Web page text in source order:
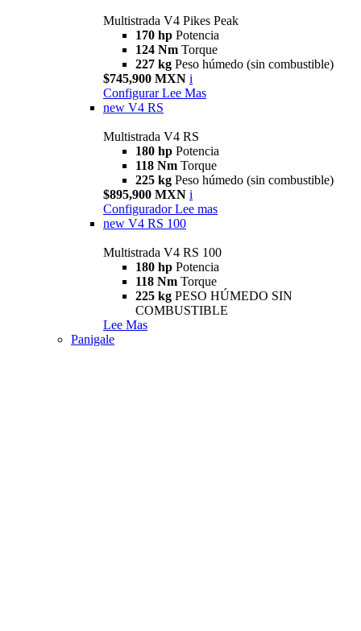
Multistrada V4 Pikes Peak
170 hp Potencia
124 Nm Torque
227 kg Peso húmedo (sin combustible)
$745,900 MXN i
Configurar Lee Mas
new V4 RS
Multistrada V4 RS
180 hp Potencia
118 Nm Torque
225 kg Peso húmedo (sin combustible)
$895,900 MXN i
Configurador Lee mas
new V4 RS 100
Multistrada V4 RS 100
180 hp Potencia
118 Nm Torque
225 kg PESO HÚMEDO SIN
COMBUSTIBLE
Lee Mas
Panigale